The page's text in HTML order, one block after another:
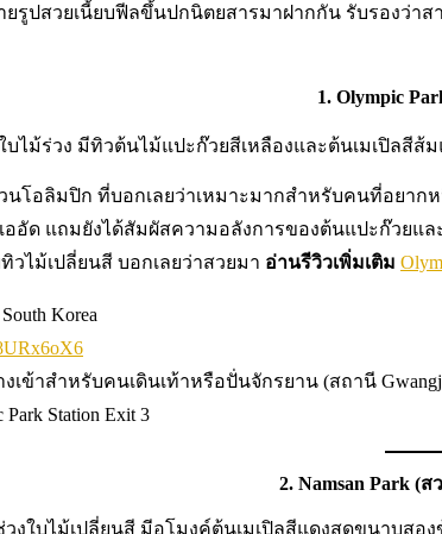
ยรูปสวยเนี้ยบฟีลขึ้นปกนิตยสารมาฝากกัน รับรองว่
1. Olympic
อลิมปิก ที่บอกเลยว่าเหมาะมากสำหรับคนที่อยาก
อัด แถมยังได้สัมผัสความอลังการของต้นแปะก๊วยแ
ทิวไม้เปลี่ยนสี บอกเลยว่าสวยมา อ่านรีวิวเพิ่มเติม
Korea
งเข้าสำหรับคนเดินเท้าหรือปั่นจักรยาน (สถานี
Station Exit 3
2. Namsan Park